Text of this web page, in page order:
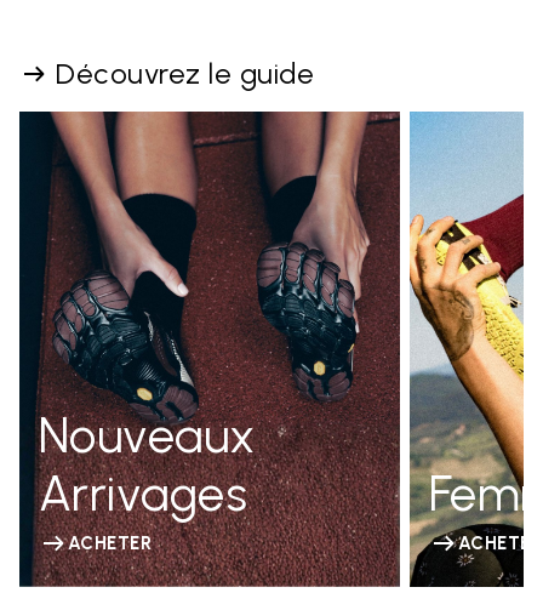
Découvrez le guide
Nouveaux
Arrivages
ACHETER ACHETER